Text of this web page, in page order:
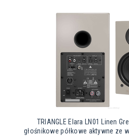
TRIANGLE Elara LN01 Linen
głośnikowe półkowe aktywne ze